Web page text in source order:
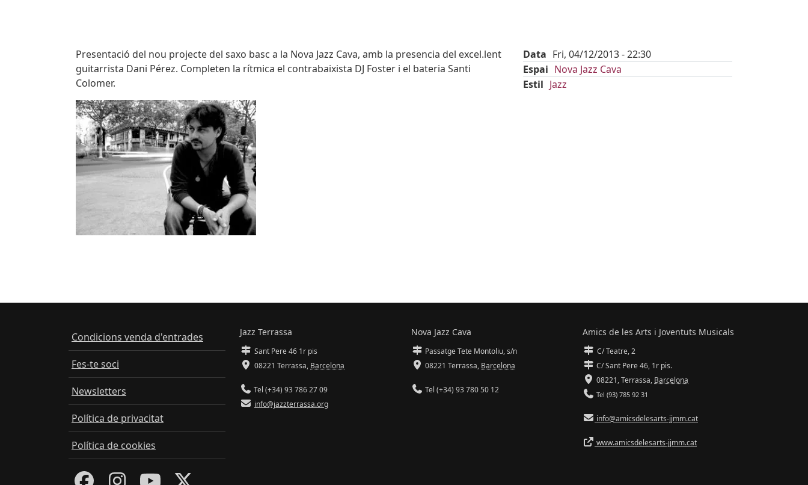
Body
Presentació del nou projecte del saxo basc a la Nova Jazz Cava, amb la presencia del excel.lent
guitarrista Dani Pérez. Completen la rítmica el contrabaixista DJ Foster i el bateria Santi
Colomer.
Imatges
Image
Data Fri, 04/12/2013 - 22:30
Espai Nova Jazz Cava
Estil Jazz
Condicions venda d'entrades
Fes-te soci
Newsletters
Política de privacitat
Política de cookies
Jazz Terrassa
Sant Pere 46 1r pis
08221 Terrassa, Barcelona
Tel (+34) 93 786 27 09
info@jazzterrassa.org
Nova Jazz Cava
Passatge Tete Montoliu, s/n
08221 Terrassa, Barcelona
Tel (+34) 93 780 50 12
Amics de les Arts i Joventuts Musicals
C/ Teatre, 2
C/ Sant Pere 46, 1r pis.
08221,Terrassa, Barcelona
Tel (93) 785 92 31
info@amicsdelesarts-jjmm.cat
www.amicsdelesarts-jjmm.cat